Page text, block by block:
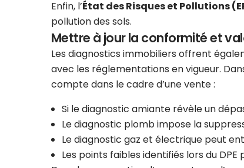
Enfin, l’État des Risques et Pollutions
pollution des sols.
Mettre à jour la conformité et
Les diagnostics immobiliers offrent
avec les réglementations en vigueur.
compte dans le cadre d’une vente :
Si le diagnostic amiante révèle un
Le diagnostic plomb impose la
Le diagnostic gaz et électrique peut
Les points faibles identifiés lors du